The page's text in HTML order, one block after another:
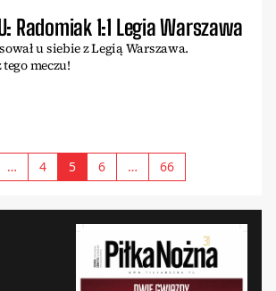
Radomiak 1:1 Legia Warszawa
u siebie z Legią Warszawa.
meczu!
… 4 5 6 … 66